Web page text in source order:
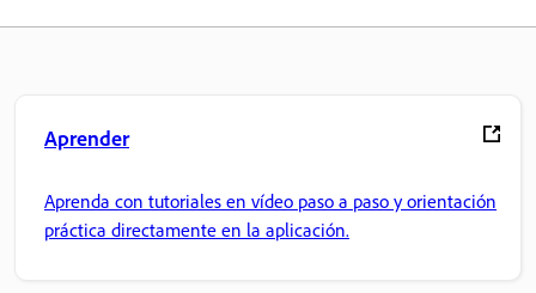
Aprender
Aprenda con tutoriales en vídeo paso a paso y orientación
práctica directamente en la aplicación.